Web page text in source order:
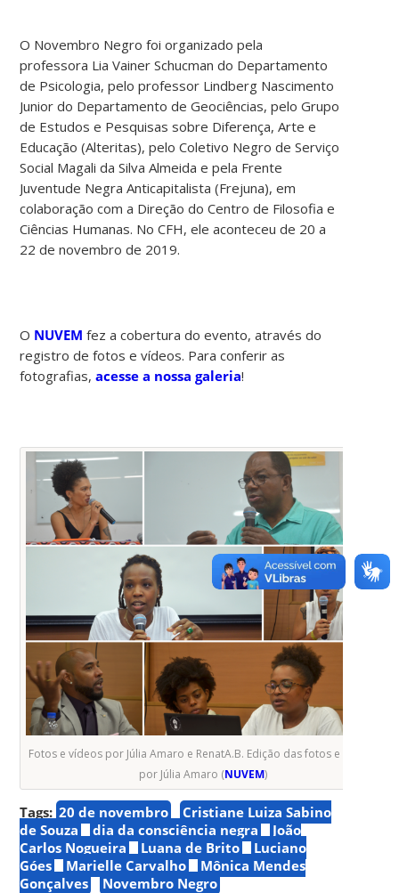
O Novembro Negro foi organizado pela
professora Lia Vainer Schucman do Departamento
de Psicologia, pelo professor Lindberg Nascimento
Junior do Departamento de Geociências, pelo Grupo
de Estudos e Pesquisas sobre Diferença, Arte e
Educação (Alteritas), pelo Coletivo Negro de Serviço
Social Magali da Silva Almeida e pela Frente
Juventude Negra Anticapitalista (Frejuna), em
colaboração com a Direção do Centro de Filosofia e
Ciências Humanas. No CFH, ele aconteceu de 20 a
22 de novembro de 2019.
O NUVEM fez a cobertura do evento, através do
registro de fotos e vídeos. Para conferir as
fotografias,acesse a nossa galeria!
Fotos e vídeos por Júlia Amaro e RenatA.B. Edição das fotos e vídeos
por Júlia Amaro (NUVEM)
Tags: 20 de novembro
Cristiane Luiza Sabino
de Souza
dia da consciência negra
João
Carlos Nogueira
Luana de Brito
Luciano
Góes
Marielle Carvalho
Mônica Mendes
Gonçalves
Novembro Negro